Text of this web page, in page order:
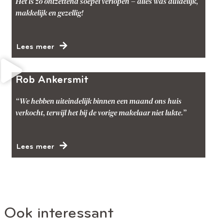
makkelijk en gezellig!
Lees meer
Rob Ankersmit
“We hebben uiteindelijk binnen een maand ons huis
verkocht, terwijl het bij de vorige makelaar niet lukte.”
Lees meer
Ook interessant